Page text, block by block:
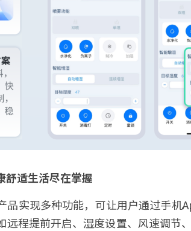
舒适生活尽在掌握
品实现多种功能，可让用户通过手机
程提前开启、湿度设置、风速调节